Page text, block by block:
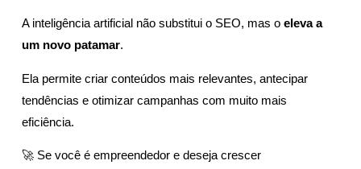
A inteligência artificial não substitui o SEO, mas o eleva a
um novo patamar.
Ela permite criar conteúdos mais relevantes, antecipar
tendências e otimizar campanhas com muito mais
eficiência.
🚀 Se você é empreendedor e deseja crescer